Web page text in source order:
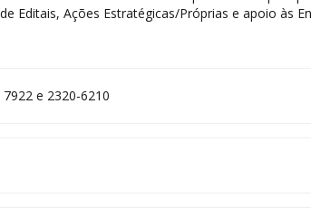
Editais, Ações Estratégicas/Próprias e apoio às
e 2320-6210